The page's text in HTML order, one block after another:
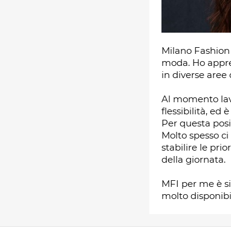
Milano
moda. Ho
in diverse
Al momento
flessibilità, ed
Per questa
Molto spesso
stabilire le
della giornata.
MFI per me è
molto